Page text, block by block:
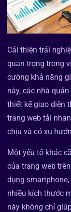
Cải thiện trải
quan trọng trong
cường khả năng
này, các nhà
thiết kế giao diện
trang web tải
chịu và có xu
Một yếu tố khác
của trang web
dụng
nhiều kích thước
này không chỉ